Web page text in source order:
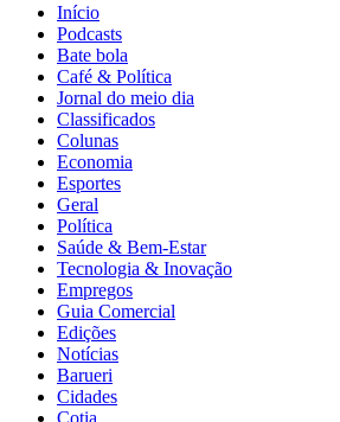
Início
Podcasts
Bate bola
Café & Política
Jornal do meio dia
Classificados
Colunas
Economia
Esportes
Geral
Política
Saúde & Bem-Estar
Tecnologia & Inovação
Empregos
Guia Comercial
Edições
Notícias
Barueri
Cidades
Cotia